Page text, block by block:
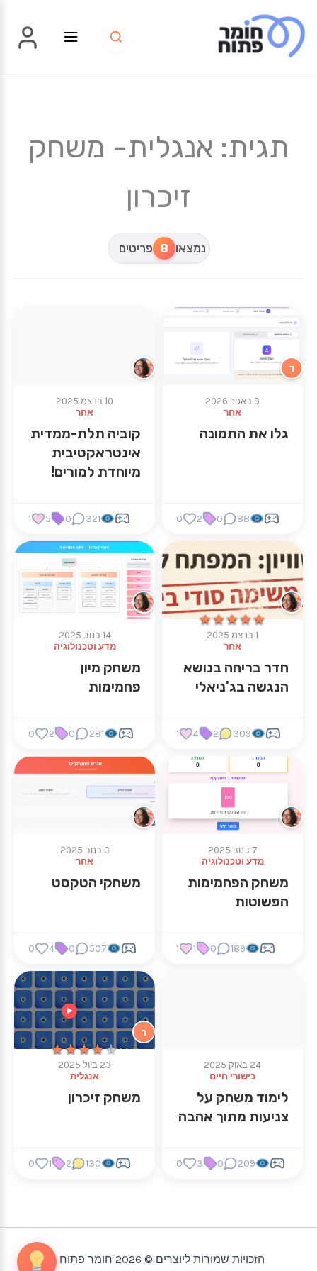
לתוכן
תגית: אנגלית- משחק
זיכרון
נמצאו 8 פריטים
ד
9 באפר 2026
אחר
גלו את התמונה
88
0
2
0
10 בדצמ 2025
אחר
קוביה תלת-ממדית
אינטראקטיבית
מיוחדת למורים!
321
0
5
1
★★★★★
★★★★★
1 בדצמ 2025
אחר
חדר בריחה בנושא
הנגשה בג'ניאלי
309
2
4
1
14 בנוב 2025
מדע וטכנולוגיה
משחק מיון
פחמימות
281
0
2
0
7 בנוב 2025
מדע וטכנולוגיה
משחק הפחמימות
הפשוטות
189
0
1
1
3 בנוב 2025
אחר
משחקי הטקסט
507
0
4
0
24 באוק 2025
כישורי חיים
לימוד משחק על
צניעות מתוך אהבה
209
0
3
0
★★★★★
★★★★★
ר
23 ביול 2025
אנגלית
משחק זיכרון
130
2
1
0
הזכויות שמורות ליוצרים © 2026 חומר פתוח |